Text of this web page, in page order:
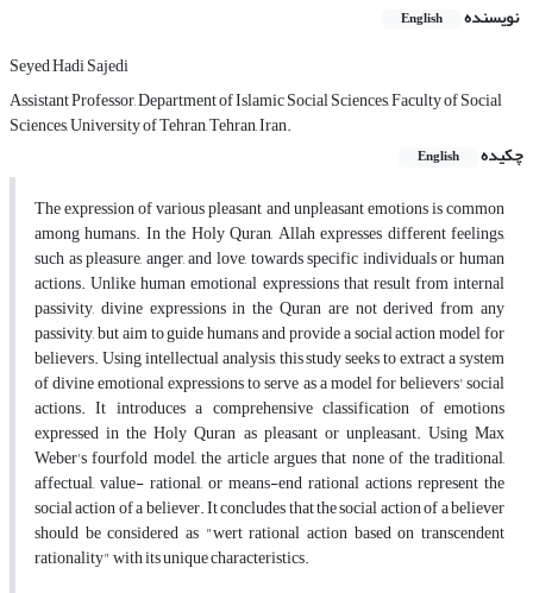
نویسنده English
Seyed Hadi Sajedi
Assistant Professor, Department of Islamic Social Sciences, Faculty of Social
Sciences, University of Tehran, Tehran, Iran.
چکیده
English
The expression of various pleasant and unpleasant emotions is common
among humans. In the Holy Quran, Allah expresses different feelings,
such as pleasure, anger, and love, towards specific individuals or human
actions. Unlike human emotional expressions that result from internal
passivity, divine expressions in the Quran are not derived from any
passivity, but aim to guide humans and provide a social action model for
believers. Using intellectual analysis, this study seeks to extract a system
of divine emotional expressions to serve as a model for believers' social
actions. It introduces a comprehensive classification of emotions
expressed in the Holy Quran as pleasant or unpleasant. Using Max
Weber's fourfold model, the article argues that none of the traditional,
affectual, value- rational, or means-end rational actions represent the
social action of a believer. It concludes that the social action of a believer
should be considered as "wert rational action based on transcendent
rationality" with its unique characteristics.